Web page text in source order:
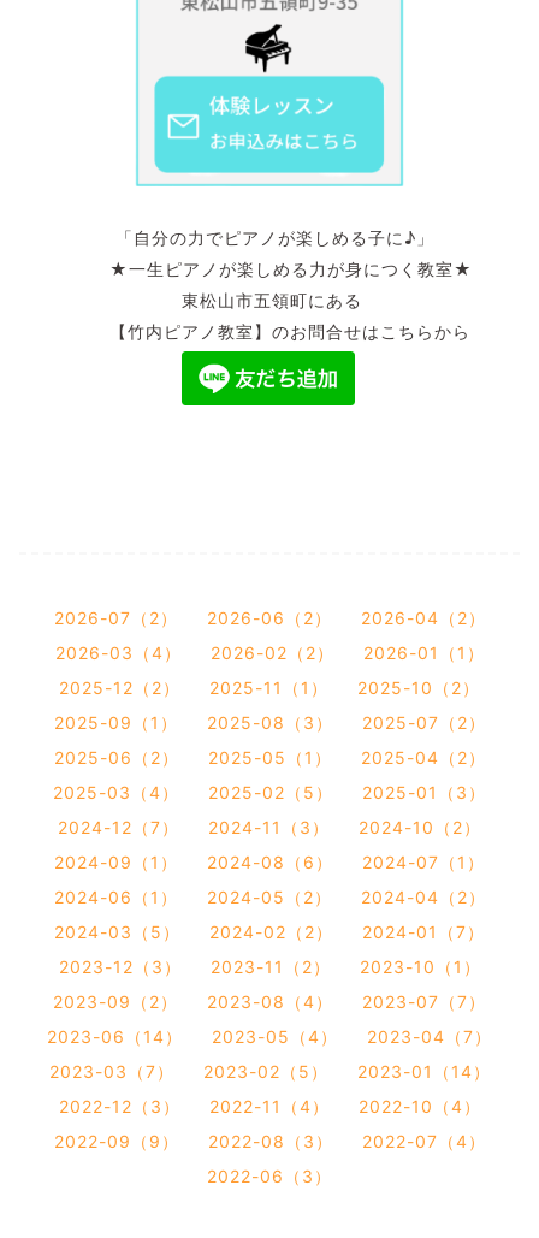
「自分の力でピアノが楽しめる子に♪」
★一生ピアノが楽しめる力が身につく教室★
東松山市五領町にある
【竹内ピアノ教室】のお問合せはこちらから
2026-07（2） 2026-06（2）
2026-04（2）
2026-03（4）
2026-02（2）
2026-01（1）
2025-12（2）
2025-11（1）
2025-10（2）
2025-09（1）
2025-08（3）
2025-07（2）
2025-06（2）
2025-05（1）
2025-04（2）
2025-03（4）
2025-02（5）
2025-01（3）
2024-12（7）
2024-11（3）
2024-10（2）
2024-09（1）
2024-08（6）
2024-07（1）
2024-06（1）
2024-05（2）
2024-04（2）
2024-03（5）
2024-02（2）
2024-01（7）
2023-12（3）
2023-11（2）
2023-10（1）
2023-09（2）
2023-08（4）
2023-07（7）
2023-06（14）
2023-05（4）
2023-04（7）
2023-03（7）
2023-02（5）
2023-01（14）
2022-12（3）
2022-11（4）
2022-10（4）
2022-09（9）
2022-08（3）
2022-07（4）
2022-06（3）